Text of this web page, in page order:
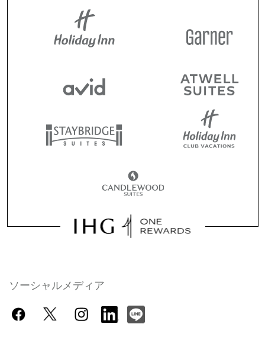
ソーシャルメディア